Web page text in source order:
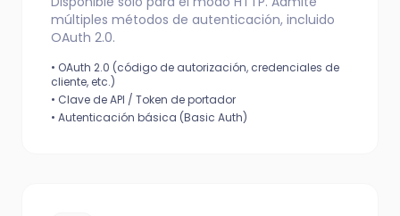
múltiples métodos de autenticación, incluido
OAuth 2.0.
• OAuth 2.0 (código de autorización, credenciales de
cliente, etc.)
• Clave de API / Token de portador
• Autenticación básica (Basic Auth)